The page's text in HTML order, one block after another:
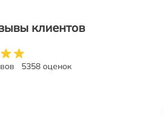
клиентов
5358 оценок